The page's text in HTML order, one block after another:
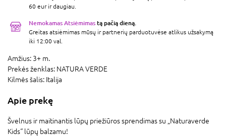
60 eur ir daugiau.
Nemokamas Atsiėmimas tą pačią dieną.
Greitas atsiėmimas mūsų ir partnerių parduotuvėse atlikus užsakymą
iki 12:00 val.
Amžius: 3+ m.
Prekės ženklas: NATURA VERDE
Kilmės šalis: Italija
Apie prekę
Švelnus ir maitinantis lūpų priežiūros sprendimas su „Naturaverde
Kids“ lūpų balzamu!